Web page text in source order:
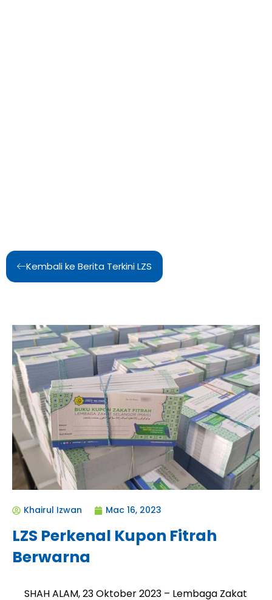
Kembali ke Berita Terkini LZS
Khairul Izwan Mac 16, 2023
LZS Perkenal Kupon Fitrah
Berwarna
SHAH ALAM, 23 Oktober 2023 – Lembaga Zakat